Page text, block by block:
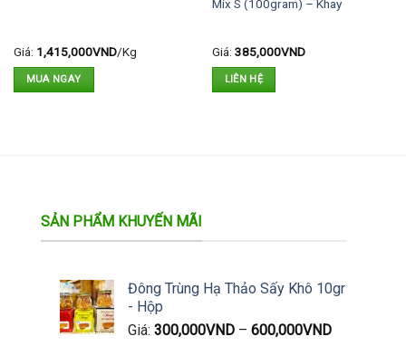
Giá: 1,415,000VND/Kg
MUA NGAY
Mix S (100gram) – Khay
Giá: 385,000VND
LIÊN HỆ
SẢN PHẨM KHUYẾN MÃI
Đông Trùng Hạ Thảo Sấy Khô 10gr
- Hộp
Giá: 300,000VND– 600,000VND